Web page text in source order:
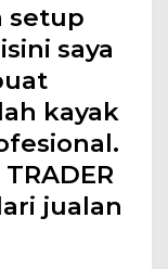
setup
saya
kayak
jualan